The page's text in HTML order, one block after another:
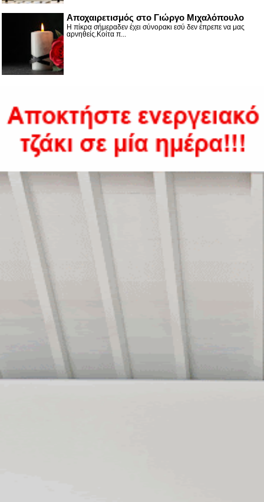
Αποχαιρετισμός στο Γιώργο Μιχαλόπουλο
Η πίκρα σήμεραδεν έχει σύνορακι εσύ δεν έπρεπε να μας
αρνηθείς.Κοίτα π...